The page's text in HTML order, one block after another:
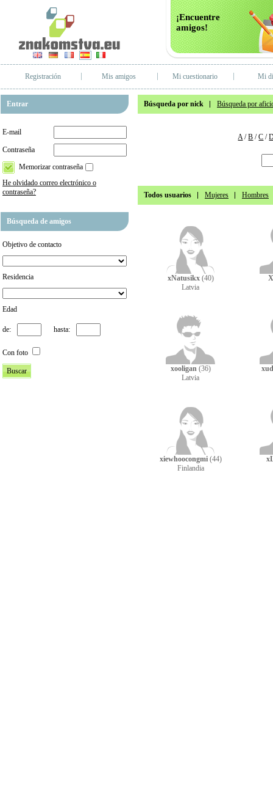
¡Encuentre
amigos!
Registración Mis amigos Mi cuestionario Mi
Entrar
E-mail
Contraseña
Memorizar contraseña
He olvidado correo electrónico o
contraseña?
Búsqueda de amigos
Objetivo de contacto
Residencia
Edad
de: hasta:
Con foto
Búsqueda por nick Búsqueda por
A/B /C /
Todos usuarios Mujeres Hombres
xNatusikx (40)
Latvia
xooligan (36)
Latvia
xiewhoocongmi (44)
Finlandia